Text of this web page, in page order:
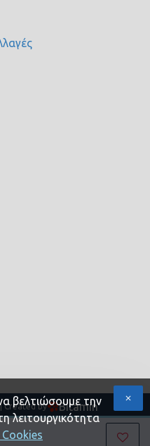
| Created by Bitamin
βελτιώσουμε την
λειτουργικότητα
Cookies